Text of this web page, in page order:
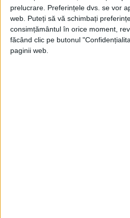
prelucrare. Preferințele dvs. se vor
web. Puteți să vă schimbați
consimțământul în orice moment,
făcând clic pe butonul
paginii web.
Brâncuși, fie că sculpta
alegea dinadins
puțin șlefuit, simplitatea